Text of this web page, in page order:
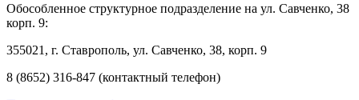
Обособленное структурное подразделение на ул. Савченко, 38
корп. 9:
355021, г. Ставрополь, ул. Савченко, 38, корп. 9
8 (8652) 316-847 (контактный телефон)